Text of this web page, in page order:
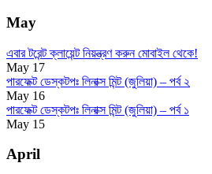
May
এবার টরেন্ট ক্লায়েন্ট নিয়ন্ত্রণ করুন মোবাইল থেকে!
May 17
পারফেক্ট ডেস্কটপঃ লিনাক্স মিন্ট (জুলিয়া) – পর্ব ২
May 16
পারফেক্ট ডেস্কটপঃ লিনাক্স মিন্ট (জুলিয়া) – পর্ব ১
May 15
April